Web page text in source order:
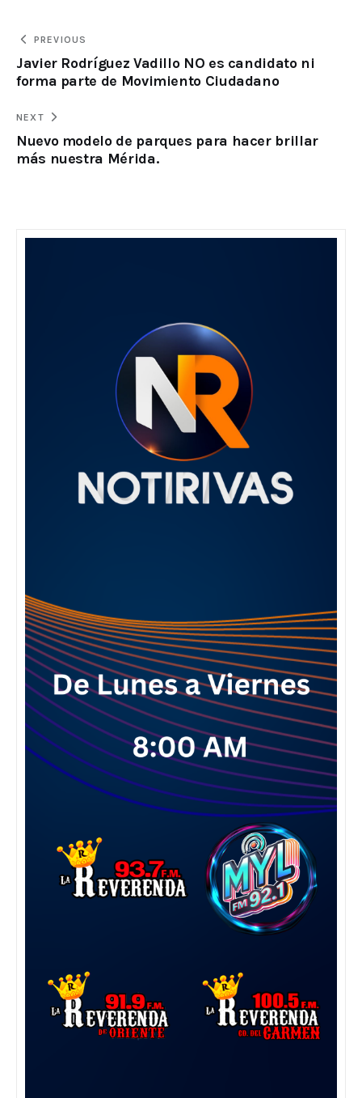
PREVIOUS
Javier Rodríguez Vadillo NO es candidato ni
forma parte de Movimiento Ciudadano
NEXT
Nuevo modelo de parques para hacer brillar
más nuestra Mérida.